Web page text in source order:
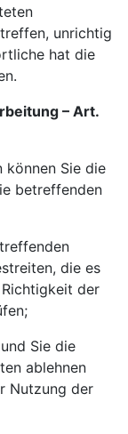
unrichtig
hat die
– Art.
können Sie die
betreffenden
die es
der
Sie die
ablehnen
Nutzung der